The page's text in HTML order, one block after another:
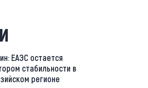
ЕАЭС остается
стабильности в
регионе